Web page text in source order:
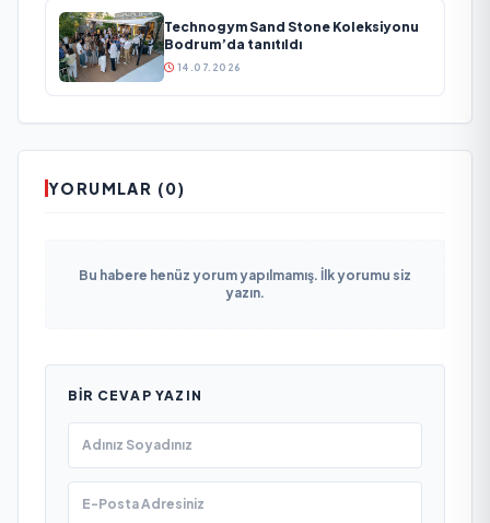
Technogym Sand Stone Koleksiyonu
Bodrum’da tanıtıldı
14.07.2026
YORUMLAR (0)
Bu habere henüz yorum yapılmamış. İlk yorumu siz
yazın.
BIR CEVAP YAZIN